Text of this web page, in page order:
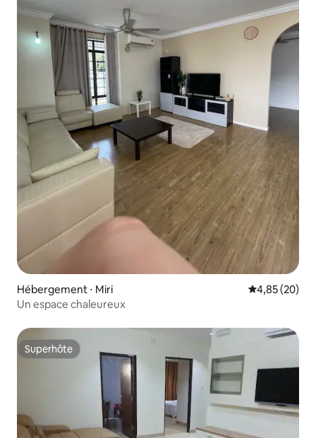
Hébergement ⋅ Miri Évaluation
4,85 (20)
Un espace chaleureux
Superhôte
Superhôte